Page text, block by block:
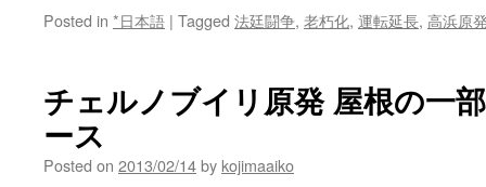
Posted in *日本語 | Tagged 法廷闘争, 老朽化, 運転延長, 高浜原
チェルノブイリ原発 屋根の一
ース
Posted on 2013/02/14by kojimaaiko